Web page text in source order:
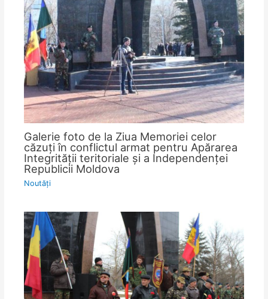
Galerie foto de la Ziua Memoriei celor
căzuţi în conflictul armat pentru Apărarea
Integrităţii teritoriale şi a Independenţei
Republicii Moldova
Noutăţi